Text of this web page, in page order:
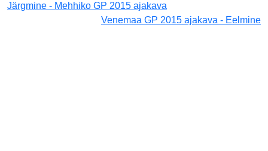
Järgmine - Mehhiko GP 2015 ajakava
Venemaa GP 2015 ajakava - Eelmine